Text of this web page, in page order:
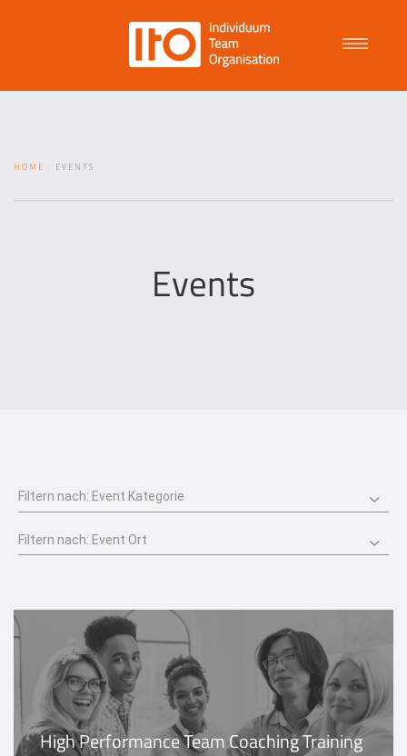
HOME EVENTS
Events
High Performance Team Coaching Training